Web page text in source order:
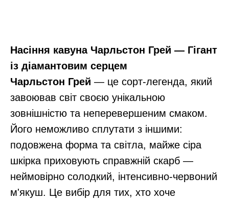
Насіння кавуна Чарльстон Грей — Гігант
із діамантовим серцем
Чарльстон Грей — це сорт-легенда, який
завоював світ своєю унікальною
зовнішністю та неперевершеним смаком.
Його неможливо сплутати з іншими:
подовжена форма та світла, майже сіра
шкірка приховують справжній скарб —
неймовірно солодкий, інтенсивно-червоний
м'якуш. Це вибір для тих, хто хоче